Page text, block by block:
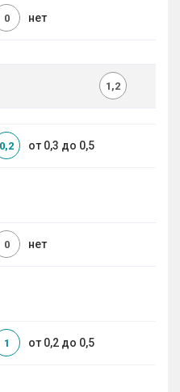
нет
0
1,2
от 0,3 до 0,5
0,2
нет
0
от 0,2 до 0,5
1